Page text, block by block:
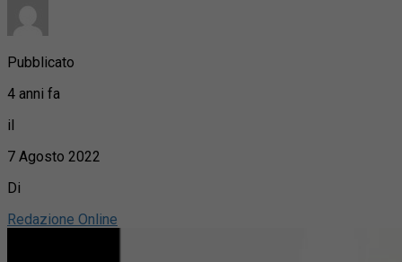
Pubblicato
4 anni fa
il
7 Agosto 2022
Di
Redazione Online